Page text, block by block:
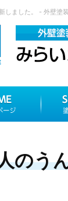
しました。 - 外壁塗
のう